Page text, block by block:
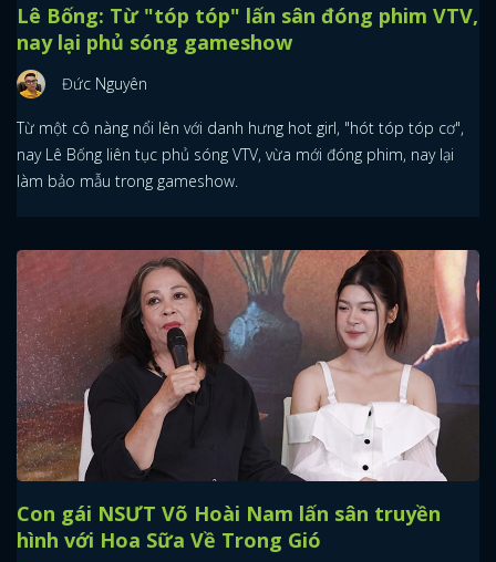
Lê Bống: Từ "tóp tóp" lấn sân đóng phim VTV,
nay lại phủ sóng gameshow
Đức Nguyên
Từ một cô nàng nổi lên với danh hưng hot girl, "hót tóp tóp cơ",
nay Lê Bống liên tục phủ sóng VTV, vừa mới đóng phim, nay lại
làm bảo mẫu trong gameshow.
Con gái NSƯT Võ Hoài Nam lấn sân truyền
hình với Hoa Sữa Về Trong Gió